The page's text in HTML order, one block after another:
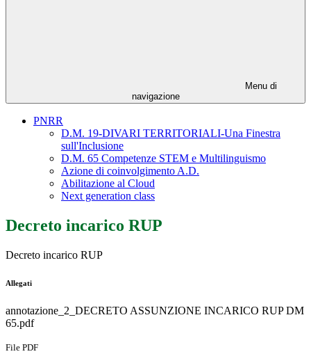
Menu di
navigazione
PNRR
D.M. 19-DIVARI TERRITORIALI-Una Finestra
sull'Inclusione
D.M. 65 Competenze STEM e Multilinguismo
Azione di coinvolgimento A.D.
Abilitazione al Cloud
Next generation class
Decreto incarico RUP
Decreto incarico RUP
Allegati
annotazione_2_DECRETO ASSUNZIONE INCARICO RUP DM
65.pdf
File PDF